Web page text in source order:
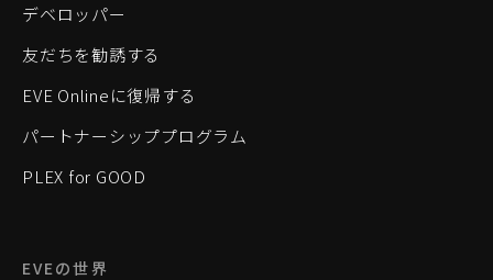
デベロッパー
友だちを勧誘する
EVE Onlineに復帰する
パートナーシッププログラム
PLEX for GOOD
EVEの世界